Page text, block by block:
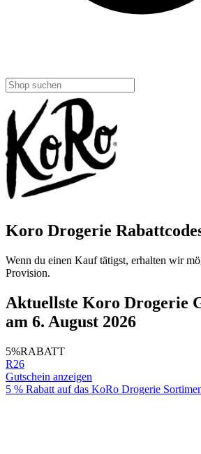
Koro Drogerie
Wenn du einen Kauf tätigst, erhalten wir
Provision.
Aktuellste Koro Drogerie
am 6. August 2026
5%RABATT
R26
Gutschein anzeigen
5 % Rabatt auf das KoRo Drogerie